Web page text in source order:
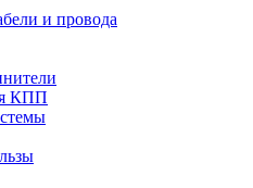
и провода
КПП